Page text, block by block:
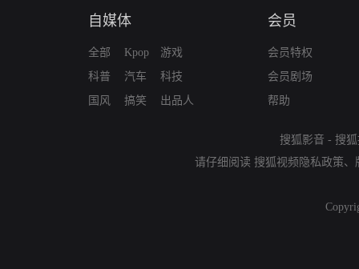
自媒体
全部
科普
国风
Kpop
汽车
搞笑
游戏
科技
出品人
会员
会员特权
会员剧场
帮助
搜狐影音 - 搜
请仔细阅读 搜狐视频隐私政策、